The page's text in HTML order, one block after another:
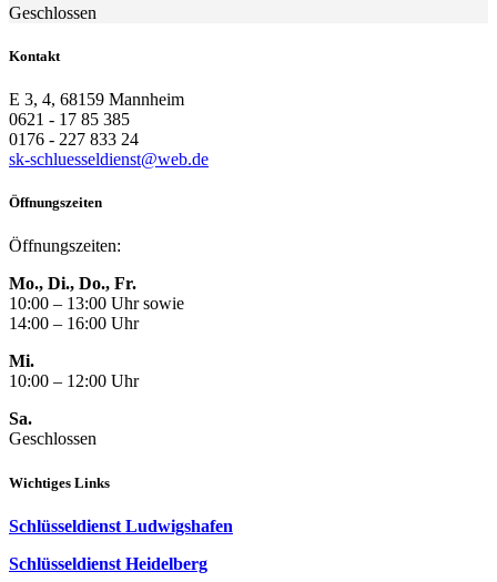
Geschlossen
Kontakt
E 3, 4, 68159 Mannheim
0621 - 17 85 385
0176 - 227 833 24
sk-schluesseldienst@web.de
Öffnungszeiten
Öffnungszeiten:
Mo., Di., Do., Fr.
10:00 – 13:00 Uhr sowie
14:00 – 16:00 Uhr
Mi.
10:00 – 12:00 Uhr
Sa.
Geschlossen
Wichtiges Links
Schlüsseldienst Ludwigshafen
Schlüsseldienst Heidelberg